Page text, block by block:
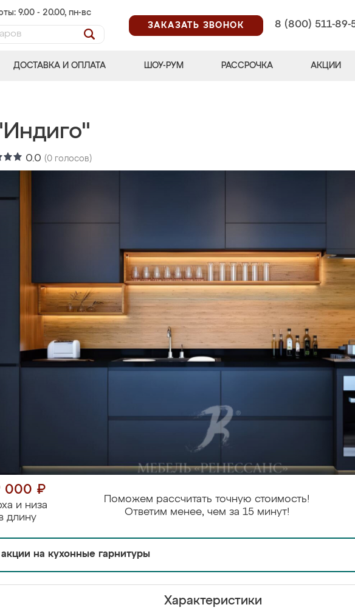
9.00 - 20.00, пн-вс
ЗАКАЗАТЬ ЗВОНОК
8 (800) 511-89-
ДОСТАВКА И ОПЛАТА ШОУ-РУМ РАССРОЧКА АКЦИИ
0.0 (0 голосов)
000 ₽
и низа
длину
Поможем рассчитать точную стоимость!
Ответим менее, чем за 15 минут!
акции на кухонные гарнитуры
Характеристики